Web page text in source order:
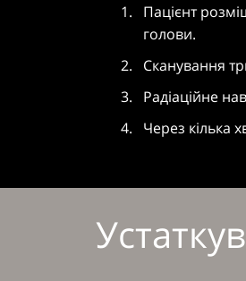
Пацієнт
голови.
Сканування
Радіаційне
Через кілька